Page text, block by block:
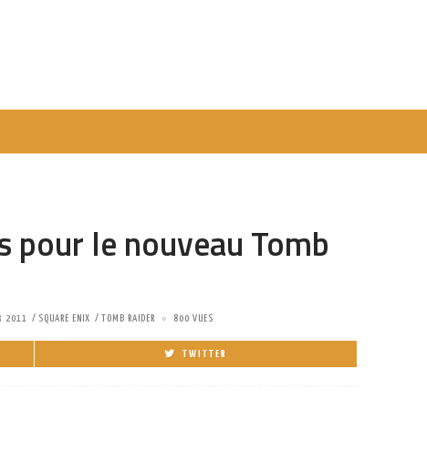
pour le nouveau Tomb
2011 SQUARE ENIX TOMB RAIDER 800 VUES
TWITTER